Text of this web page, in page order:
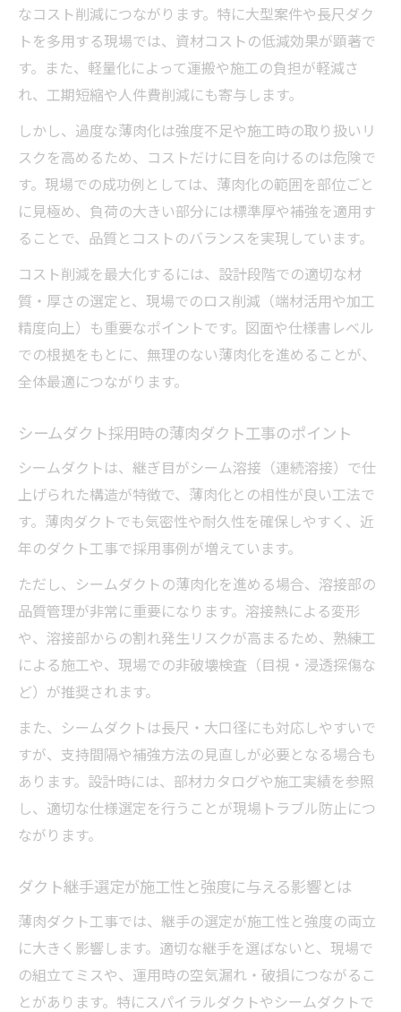
薄肉ダクト工事時に必要な適切な支持方法
とは
シームダクトなど継手選びが左右する薄肉構造
の実際
シームダクト工事で薄肉化を実現する技術
の選択肢
ダクト継手の種類別にみる薄肉ダクトの特
徴比較
シームレスダクト導入時の施工性と耐久性
の違い
薄肉構造ダクト工事で継手設計が与える影
響とは
スパイラルダクト部材が薄肉工事に適する
理由
ジャバラダクトが薄肉工事で禁止される技
術的背景
ダクト工事で選ばれる薄肉構造の代替案を
解説
薄肉ダクト工事における気密性と耐震性の
重要性
シームダクトなどが代替される工事現場で
の判断基準
薄肉化工事がジャバラダクト禁止に与える
影響
薄肉構造に適したダクト工事の最適解を見極め
る
薄肉構造ダクト工事の最適解を選ぶための
判断基準
ダクト工事で強度と施工性を両立する設計
法
ダクト継手選定が薄肉構造の寿命に与える
影響
なコスト削減につながります。特に大型案件や長尺ダク
トを多用する現場では、資材コストの低減効果が顕著で
す。また、軽量化によって運搬や施工の負担が軽減さ
れ、工期短縮や人件費削減にも寄与します。
しかし、過度な薄肉化は強度不足や施工時の取り扱いリ
スクを高めるため、コストだけに目を向けるのは危険で
す。現場での成功例としては、薄肉化の範囲を部位ごと
に見極め、負荷の大きい部分には標準厚や補強を適用す
ることで、品質とコストのバランスを実現しています。
コスト削減を最大化するには、設計段階での適切な材
質・厚さの選定と、現場でのロス削減（端材活用や加工
精度向上）も重要なポイントです。図面や仕様書レベル
での根拠をもとに、無理のない薄肉化を進めることが、
全体最適につながります。
シームダクト採用時の薄肉ダクト工事のポイント
シームダクトは、継ぎ目がシーム溶接（連続溶接）で仕
上げられた構造が特徴で、薄肉化との相性が良い工法で
す。薄肉ダクトでも気密性や耐久性を確保しやすく、近
年のダクト工事で採用事例が増えています。
ただし、シームダクトの薄肉化を進める場合、溶接部の
品質管理が非常に重要になります。溶接熱による変形
や、溶接部からの割れ発生リスクが高まるため、熟練工
による施工や、現場での非破壊検査（目視・浸透探傷な
ど）が推奨されます。
また、シームダクトは長尺・大口径にも対応しやすいで
すが、支持間隔や補強方法の見直しが必要となる場合も
あります。設計時には、部材カタログや施工実績を参照
し、適切な仕様選定を行うことが現場トラブル防止につ
ながります。
ダクト継手選定が施工性と強度に与える影響とは
薄肉ダクト工事では、継手の選定が施工性と強度の両立
に大きく影響します。適切な継手を選ばないと、現場で
の組立てミスや、運用時の空気漏れ・破損につながるこ
とがあります。特にスパイラルダクトやシームダクトで